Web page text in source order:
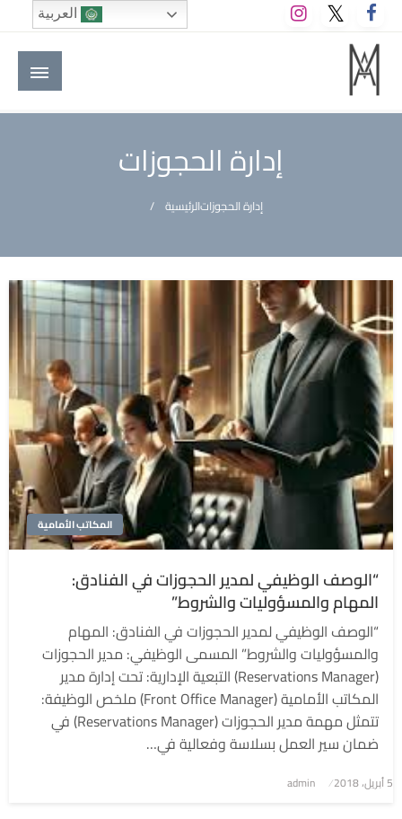
التخطي
إلى
المحتوى
M A hotels | إم ايه هوتيلز
الموقع الأول للعاملين في الفنادق في العالم العربي
إدارة الحجوزات
الرئيسيةإدارة الحجوزات
المكاتب الأمامية
“الوصف الوظيفي لمدير الحجوزات في الفنادق:
المهام والمسؤوليات والشروط”
“الوصف الوظيفي لمدير الحجوزات في الفنادق: المهام
والمسؤوليات والشروط” المسمى الوظيفي: مدير الحجوزات
(Reservations Manager) التبعية الإدارية: تحت إدارة مدير
المكاتب الأمامية (Front Office Manager) ملخص الوظيفة:
تتمثل مهمة مدير الحجوزات (Reservations Manager) في
ضمان سير العمل بسلاسة وفعالية في…
نُشر
5 أبريل، 2018 admin
العربية